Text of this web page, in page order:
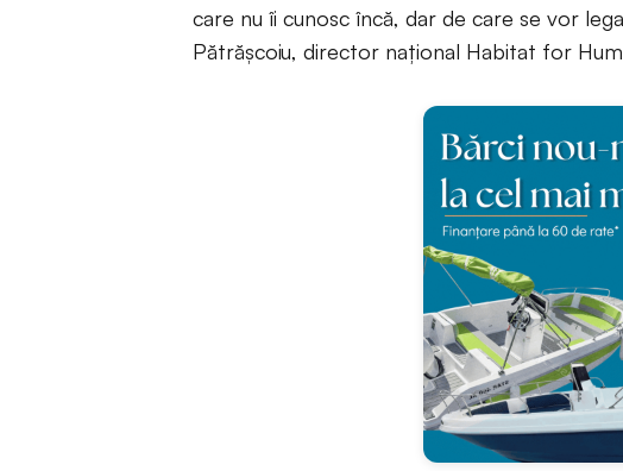
care nu îi cunosc încă, dar de care se vor
Pătrășcoiu, director național Habitat for